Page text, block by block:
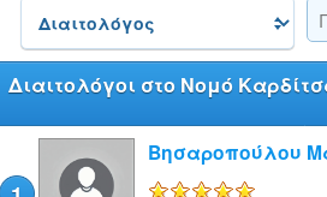
Διαιτολόγοι στο Νομό
Βησαροπούλου